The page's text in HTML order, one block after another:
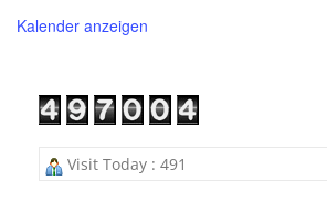
Kalender anzeigen
Visit Today : 491